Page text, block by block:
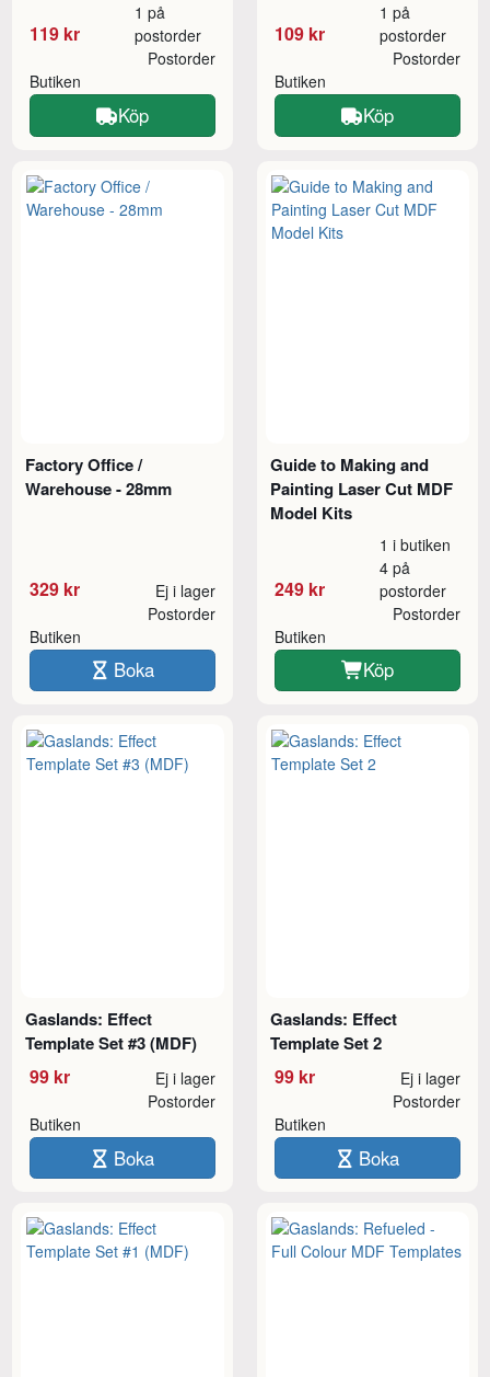
119 kr
1 på
postorder
Butiken
Postorder
Köp
109 kr
1 på
postorder
Butiken
Postorder
Köp
Factory Office /
Warehouse - 28mm
329 kr Ej i lager
Butiken
Postorder
Boka
Guide to Making and
Painting Laser Cut MDF
Model Kits
249 kr
1 i butiken
4 på
postorder
Butiken
Postorder
Köp
Gaslands: Effect
Template Set #3 (MDF)
99 kr Ej i lager
Butiken
Postorder
Boka
Gaslands: Effect
Template Set 2
99 kr Ej i lager
Butiken
Postorder
Boka